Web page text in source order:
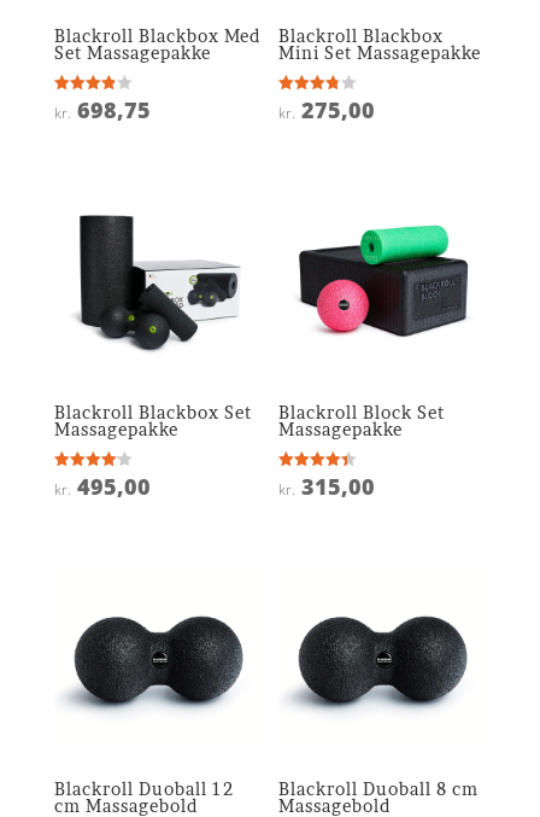
Blackroll Blackbox Med
Set Massagepakke
Vurderet
3.9
kr. 698,75
Blackroll Blackbox
Mini Set Massagepakke
Vurderet
3.8
kr. 275,00
Blackroll Blackbox Set
Massagepakke
Vurderet
4.1
kr. 495,00
Blackroll Block Set
Massagepakke
Vurderet
4.4
kr. 315,00
Blackroll Duoball 12
cm Massagebold
Blackroll Duoball 8 cm
Massagebold